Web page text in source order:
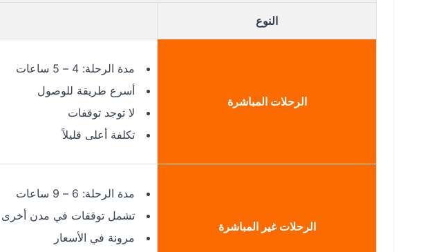
النوع
الرحلات المباشرة
مدة الرحلة: 4 – 5 ساعات
أسرع طريقة للوصول
لا توجد توقفات
تكلفة أعلى قليلاً
الرحلات غير المباشرة
مدة الرحلة: 6 – 9 ساعات
تشمل توقفات في مدن أخرى
مرونة في الأسعار